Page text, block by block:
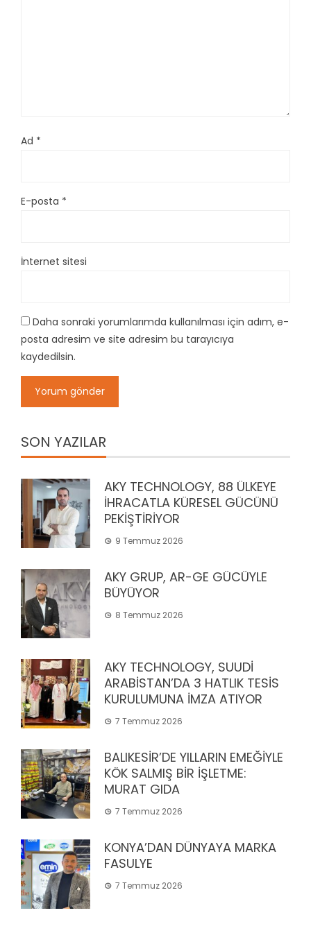
Ad *
E-posta *
İnternet sitesi
Daha sonraki yorumlarımda kullanılması için adım, e-
posta adresim ve site adresim bu tarayıcıya
kaydedilsin.
SON YAZILAR
AKY TECHNOLOGY, 88 ÜLKEYE
İHRACATLA KÜRESEL GÜCÜNÜ
PEKİŞTİRİYOR
9 Temmuz 2026
AKY GRUP, AR-GE GÜCÜYLE
BÜYÜYOR
8 Temmuz 2026
AKY TECHNOLOGY, SUUDİ
ARABİSTAN’DA 3 HATLIK TESİS
KURULUMUNA İMZA ATIYOR
7 Temmuz 2026
BALIKESİR’DE YILLARIN EMEĞİYLE
KÖK SALMIŞ BİR İŞLETME:
MURAT GIDA
7 Temmuz 2026
KONYA’DAN DÜNYAYA MARKA
FASULYE
7 Temmuz 2026